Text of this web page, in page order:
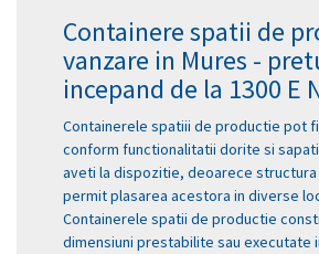
Containere spatii de
vanzare in Mures -
incepand de la 1300 E
Containerele spatiii de productie pot
conform functionalitatii dorite si
aveti la dispozitie, deoarece
permit plasarea acestora in diverse
Containerele spatii de productie
dimensiuni prestabilite sau executate